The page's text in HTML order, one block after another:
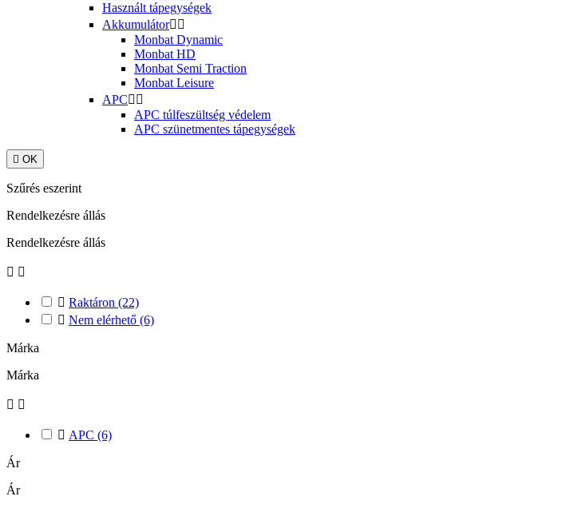
Használt tápegységek
Akkumulátor 
Monbat Dynamic
Monbat HD
Monbat Semi Traction
Monbat Leisure
APC 
APC túlfeszültség védelem
APC szünetmentes tápegységek
 OK
Szűrés eszerint
Rendelkezésre állás
Rendelkezésre állás
 
 Raktáron (22)
 Nem elérhető (6)
Márka
Márka
 
 APC (6)
Ár
Ár